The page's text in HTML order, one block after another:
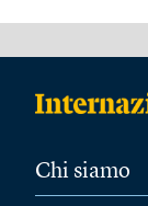
Chi siamo